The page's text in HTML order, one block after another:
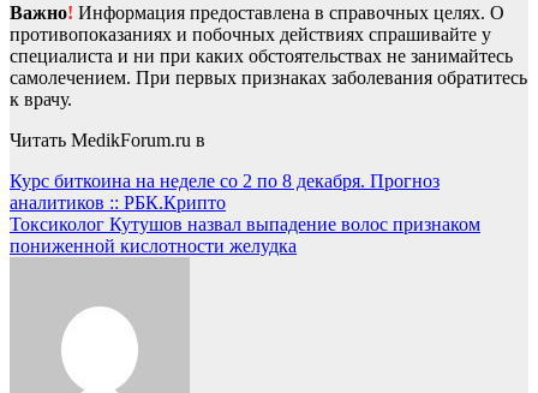
Важно! Информация предоставлена в справочных целях. О
противопоказаниях и побочных действиях спрашивайте у
специалиста и ни при каких обстоятельствах не занимайтесь
самолечением. При первых признаках заболевания обратитесь
к врачу.
Читать MedikForum.ru в
Навигация
по
записям
Курс биткоина на неделе со 2 по 8 декабря. Прогноз
аналитиков :: РБК.Крипто
Токсиколог Кутушов назвал выпадение волос признаком
пониженной кислотности желудка